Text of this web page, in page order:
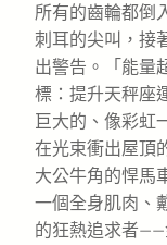
所有的齒輪都倒
刺耳的尖叫，接
出警告。「能量
標：提升天秤座
巨大的、像彩虹
在光束衝出屋頂
大公牛角的悍馬
一個全身肌肉、
的狂熱追求者——